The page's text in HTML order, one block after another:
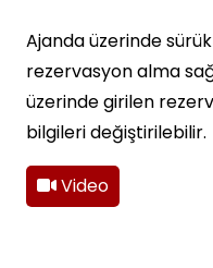
Ajanda üzerinde
rezervasyon alma
üzerinde girilen
bilgileri değiştirilebilir.
Video